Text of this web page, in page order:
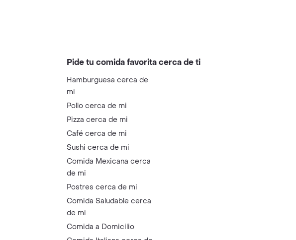
Pide tu comida favorita cerca de ti
Hamburguesa cerca de
mi
Pollo cerca de mi
Pizza cerca de mi
Café cerca de mi
Sushi cerca de mi
Comida Mexicana cerca
de mi
Postres cerca de mi
Comida Saludable cerca
de mi
Comida a Domicilio